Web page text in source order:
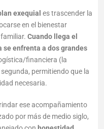
exequial es trascender la
en el bienestar
familiar.Cuando llega el
enfrenta a dos grandes
financiera (la
permitiendo que la
necesaria.
ese acompañamiento
por más de medio siglo,